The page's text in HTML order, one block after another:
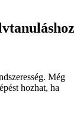
Még
hozhat, ha